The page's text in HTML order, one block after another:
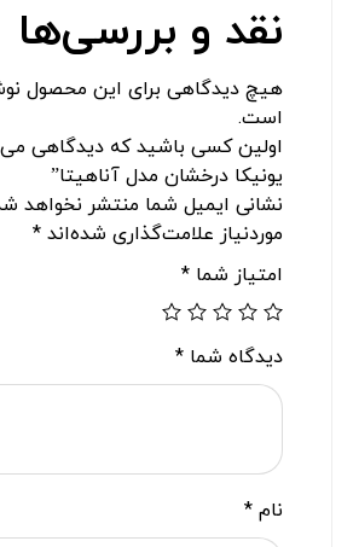
نقد و بررسی‌ها
هیچ دیدگاهی برای این محصول
است.
اولین کسی باشید که دیدگاهی
یونیکا درخشان مدل آناهیتا”
نشانی ایمیل شما منتشر نخواهد
موردنیاز علامت‌گذاری شده‌اند*
امتیاز شما*
دیدگاه شما*
نام*